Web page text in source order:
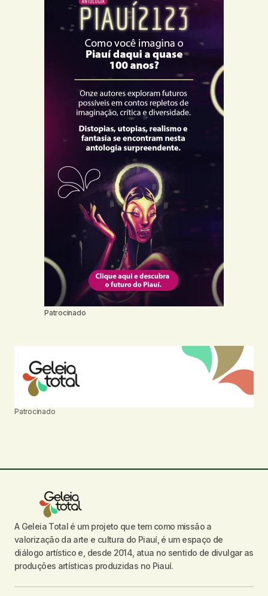
Patrocinado
Patrocinado
A Geleia Total é um projeto que tem como missão a
valorização da arte e cultura do Piauí, é um espaço de
diálogo artístico e, desde 2014, atua no sentido de divulgar as
produções artísticas produzidas no Piauí.